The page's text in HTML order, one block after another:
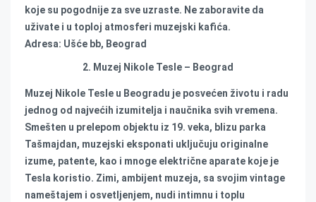
koje su pogodnije za sve uzraste. Ne zaboravite da
uživate i u toploj atmosferi muzejski kafića.
Adresa: Ušće bb, Beograd
2. Muzej Nikole Tesle – Beograd
Muzej Nikole Tesle u Beogradu je posvećen životu i radu
jednog od najvećih izumitelja i naučnika svih vremena.
Smešten u prelepom objektu iz 19. veka, blizu parka
Tašmajdan, muzejski eksponati uključuju originalne
izume, patente, kao i mnoge električne aparate koje je
Tesla koristio. Zimi, ambijent muzeja, sa svojim vintage
nameštajem i osvetljenjem, nudi intimnu i toplu